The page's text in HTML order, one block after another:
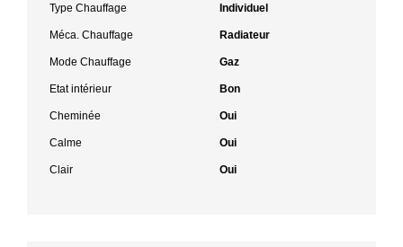
Type Chauffage Individuel
Méca. Chauffage Radiateur
Mode Chauffage Gaz
Etat intérieur Bon
Cheminée Oui
Calme Oui
Clair Oui